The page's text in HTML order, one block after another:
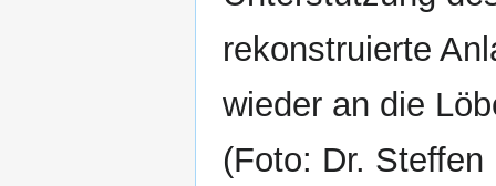
rekonstruierte
wieder an die
(Foto: Dr. Steffen